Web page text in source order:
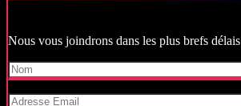
Nous vous joindrons dans les plus brefs délais